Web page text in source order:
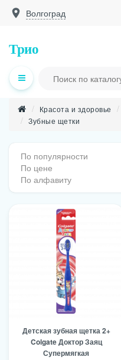
Волгоград
Трио
Красота и здоровье
Зубные щетки
По популярности
По цене
По алфавиту
Детская зубная щетка 2+
Colgate Доктор Заяц
Супермягкая